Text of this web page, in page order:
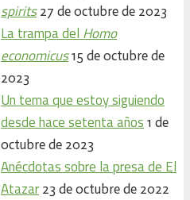
spirits 27 de octubre de 2023
La trampa del Homo
economicus 15 de octubre de
2023
Un tema que estoy siguiendo
desde hace setenta años 1 de
octubre de 2023
Anécdotas sobre la presa de El
Atazar 23 de octubre de 2022